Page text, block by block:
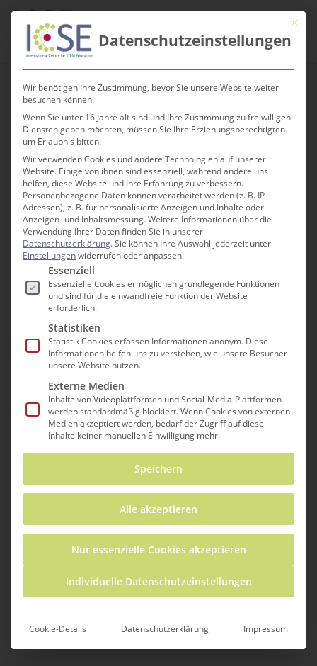
Skip
content
search
Warum sieht die
Erde krank aus?
GRUNDSCHÜLER*INNEN DER FRIEDERIKE-
BRION-SCHULE IN MEISSENHEIM PFLANZEN E
INEN BAUM
Sie sehen gerade einen Platzhalterinhalt von
Standard. Um auf den eigentlichen Inhalt
zuzugreifen, klicken Sie auf den Button unten.
Bitte beachten Sie, dass dabei Daten an
Drittanbieter weitergegeben werden.
Inhalt entsperren
Weitere Informationen
Mit
Datenschutzeinstellungen
Wir benötigen Ihre Zustimmung, bevor Sie unsere Website weiter
besuchen können.
Wenn Sie unter 16 Jahre alt sind und Ihre Zustimmung zu freiwilligen
Diensten geben möchten, müssen Sie Ihre Erziehungsberechtigten
um Erlaubnis bitten.
Wir verwenden Cookies und andere Technologien auf unserer
Website. Einige von ihnen sind essenziell, während andere uns
helfen, diese Website und Ihre Erfahrung zu verbessern.
Personenbezogene Daten können verarbeitet werden (z. B. IP-
Adressen), z. B. für personalisierte Anzeigen und Inhalte oder
Anzeigen- und Inhaltsmessung.Weitere Informationen über die
Verwendung Ihrer Daten finden Sie in unserer
Datenschutzerklärung.Sie können Ihre Auswahl jederzeit unter
Einstellungenwiderrufen oder anpassen.
Es folgt eine Liste der Service-Gruppen, für die
Essenziell
Essenzielle Cookies ermöglichen grundlegende Funktionen
und sind für die einwandfreie Funktion der Website
erforderlich.
Statistiken
Statistik Cookies erfassen Informationen anonym. Diese
Informationen helfen uns zu verstehen, wie unsere Besucher
unsere Website nutzen.
Externe Medien
Inhalte von Videoplattformen und Social-Media-Plattformen
werden standardmäßig blockiert. Wenn Cookies von externen
Medien akzeptiert werden, bedarf der Zugriff auf diese
Inhalte keiner manuellen Einwilligung mehr.
Speichern
Alle akzeptieren
Nur essenzielle Cookies akzeptieren
Individuelle Datenschutzeinstellungen
Cookie-Details Datenschutzerklärung Impressum